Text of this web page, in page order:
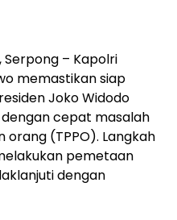
– Kapolri
memastikan siap
Joko Widodo
cepat masalah
(TPPO). Langkah
pemetaan
dengan